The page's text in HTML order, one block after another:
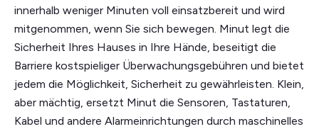
innerhalb weniger Minuten voll einsatzbereit und wird
mitgenommen, wenn Sie sich bewegen. Minut legt die
Sicherheit Ihres Hauses in Ihre Hände, beseitigt die
Barriere kostspieliger Überwachungsgebühren und bietet
jedem die Möglichkeit, Sicherheit zu gewährleisten. Klein,
aber mächtig, ersetzt Minut die Sensoren, Tastaturen,
Kabel und andere Alarmeinrichtungen durch maschinelles